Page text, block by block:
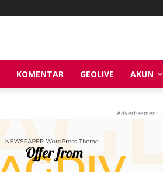
KOMENTAR GEOLIVE AKUN
- Advertisement -